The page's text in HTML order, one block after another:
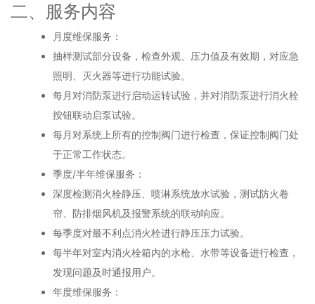
二、服务内容
月度维保服务：
抽样测试部分设备，检查外观、压力值及有效期，对应急
照明、灭火器等进行功能试验。
每月对消防泵进行启动运转试验，并对消防泵进行消火栓
按钮联动启泵试验。
每月对系统上所有的控制阀门进行检查，保证控制阀门处
于正常工作状态。
季度/半年维保服务：
深度检测消火栓静压、喷淋系统放水试验，测试防火卷
帘、防排烟风机及报警系统的联动响应。
每季度对最不利点消火栓进行静压压力试验。
每半年对室内消火栓箱内的水枪、水带等设备进行检查，
发现问题及时通报用户。
年度维保服务：